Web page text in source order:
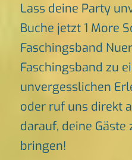
Lass deine Party
Buche jetzt 1 More
Faschingsband
Faschingsband zu
unvergesslichen
oder ruf uns direkt
darauf, deine Gäste
bringen!